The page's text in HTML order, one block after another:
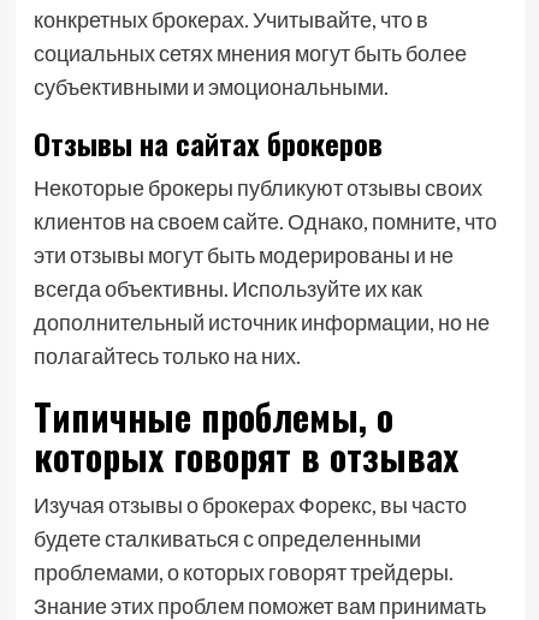
конкретных брокерах. Учитывайте, что в
социальных сетях мнения могут быть более
субъективными и эмоциональными.
Отзывы на сайтах брокеров
Некоторые брокеры публикуют отзывы своих
клиентов на своем сайте. Однако, помните, что
эти отзывы могут быть модерированы и не
всегда объективны. Используйте их как
дополнительный источник информации, но не
полагайтесь только на них.
Типичные проблемы, о
которых говорят в отзывах
Изучая отзывы о брокерах Форекс, вы часто
будете сталкиваться с определенными
проблемами, о которых говорят трейдеры.
Знание этих проблем поможет вам принимать